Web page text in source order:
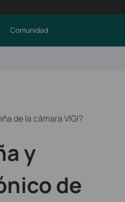
Comunidad
de la cámara VIGI?
y
de